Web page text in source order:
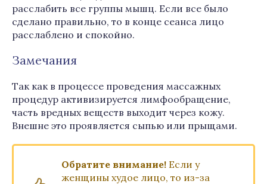
расслабить все группы мышц. Если все было
сделано правильно, то в конце сеанса лицо
расслаблено и спокойно.
Замечания
Так как в процессе проведения массажных
процедур активизируется лимфообращение,
часть вредных веществ выходит через кожу.
Внешне это проявляется сыпью или прыщами.
Обратите внимание! Если у
женщины худое лицо, то из-за